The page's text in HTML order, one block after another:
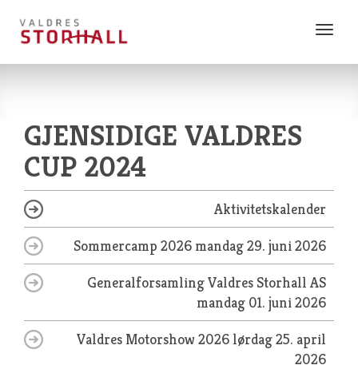
Vis
GJENSIDIGE VALDRES
CUP 2024
Aktivitetskalender
Sommercamp 2026 mandag 29. juni 2026
Generalforsamling Valdres Storhall AS
mandag 01. juni 2026
Valdres Motorshow 2026 lørdag 25. april
2026